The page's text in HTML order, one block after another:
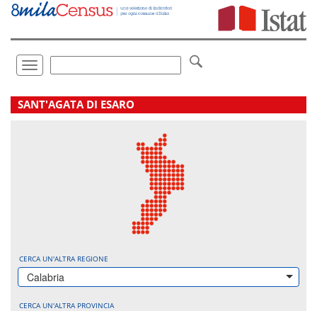
Vai
direttamente
Toggle
navigation
.
SANT'AGATA DI ESARO
CERCA UN'ALTRA REGIONE
Calabria
CERCA UN'ALTRA PROVINCIA